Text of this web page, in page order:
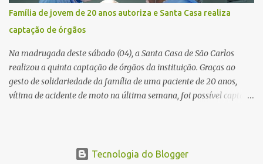
ocorrência e isolaram a área para o trabalho da perícia. Até a
última atualização, nenhum suspeito havia sido preso. A Polícia
Civil investigará a motivação da briga, a autoria dos disparos e as
circunstâncias do crime. A ocorrência segue em anda...
Família de jovem de 20 anos autoriza e Santa Casa realiza
captação de órgãos
Na madrugada deste sábado (04), a Santa Casa de São Carlos
realizou a quinta captação de órgãos da instituição. Graças ao
gesto de solidariedade da família de uma paciente de 20 anos,
vítima de acidente de moto na última semana, foi possível captar o
equipe responsável pela captação do coração chegou a São Carlos
Tecnologia do Blogger